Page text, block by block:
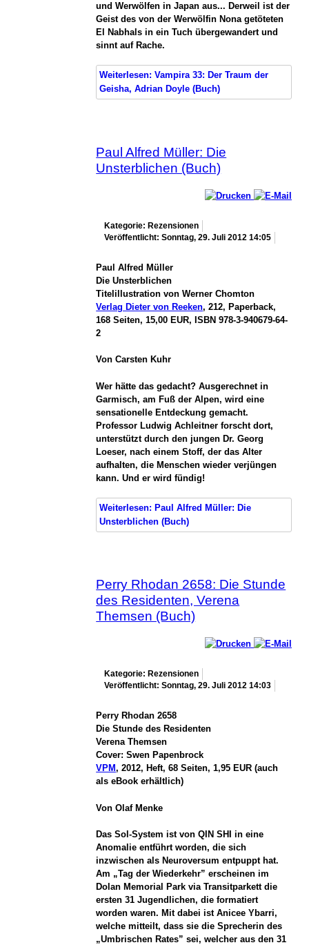
und Werwölfen in Japan aus... Derweil ist der
Geist des von der Werwölfin Nona getöteten
El Nabhals in ein Tuch übergewandert und
sinnt auf Rache.
Weiterlesen: Vampira 33: Der Traum der
Geisha, Adrian Doyle (Buch)
Paul Alfred Müller: Die
Unsterblichen (Buch)
Kategorie: Rezensionen
Veröffentlicht: Sonntag, 29. Juli 2012 14:05
Paul Alfred Müller
Die Unsterblichen
Titelillustration von Werner Chomton
Verlag Dieter von Reeken, 212, Paperback,
168 Seiten, 15,00 EUR, ISBN 978-3-940679-64-
2
Von Carsten Kuhr
Wer hätte das gedacht? Ausgerechnet in
Garmisch, am Fuß der Alpen, wird eine
sensationelle Entdeckung gemacht.
Professor Ludwig Achleitner forscht dort,
unterstützt durch den jungen Dr. Georg
Loeser, nach einem Stoff, der das Alter
aufhalten, die Menschen wieder verjüngen
kann. Und er wird fündig!
Weiterlesen: Paul Alfred Müller: Die
Unsterblichen (Buch)
Perry Rhodan 2658: Die Stunde
des Residenten, Verena
Themsen (Buch)
Kategorie: Rezensionen
Veröffentlicht: Sonntag, 29. Juli 2012 14:03
Perry Rhodan 2658
Die Stunde des Residenten
Verena Themsen
Cover: Swen Papenbrock
VPM, 2012, Heft, 68 Seiten, 1,95 EUR (auch
als eBook erhältlich)
Von Olaf Menke
Das Sol-System ist von QIN SHI in eine
Anomalie entführt worden, die sich
inzwischen als Neuroversum entpuppt hat.
Am „Tag der Wiederkehr” erscheinen im
Dolan Memorial Park via Transitparkett die
ersten 31 Jugendlichen, die formatiert
worden waren. Mit dabei ist Anicee Ybarri,
welche mitteilt, dass sie die Sprecherin des
„Umbrischen Rates” sei, welcher aus den 31